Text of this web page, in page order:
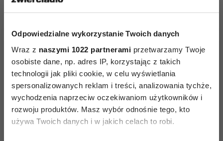
Odpowiedzialne wykorzystanie Twoich danych
Wraz z naszymi 1022 partnerami przetwarzamy Twoje
osobiste dane, np. adres IP, korzystając z takich
technologii jak pliki cookie, w celu wyświetlania
spersonalizowanych reklam i treści, analizowania tychże,
wychodzenia naprzeciw oczekiwaniom użytkowników i
rozwoju produktów. Masz wybór odnośnie tego, kto
używa Twoich danych i w jakich celach to robi.